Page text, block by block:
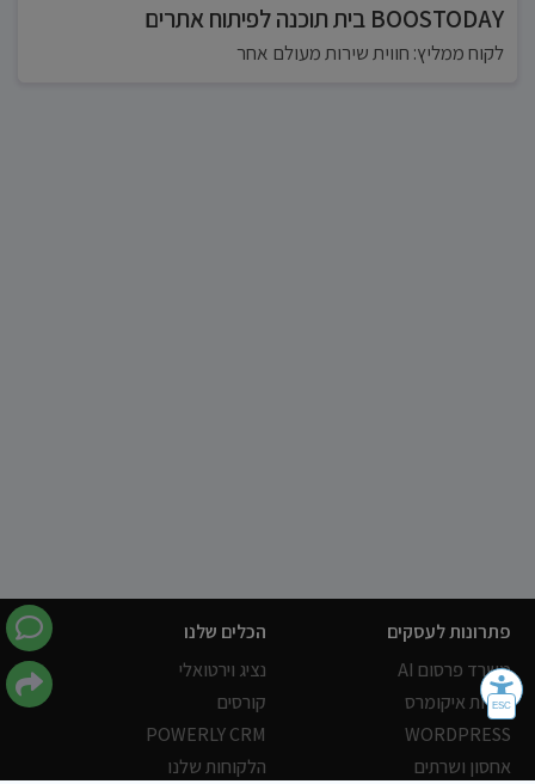
BOOSTODAY בית תוכנה לפיתוח אתרים
לקוח ממליץ: חווית שירות מעולם אחר
פתרונות לעסקים
משרד פרסום AI
חנויות איקומרס
WORDPRESS
אחסון ושרתים
הכלים שלנו
נציג וירטואלי
קורסים
POWERLY CRM
הלקוחות שלנו